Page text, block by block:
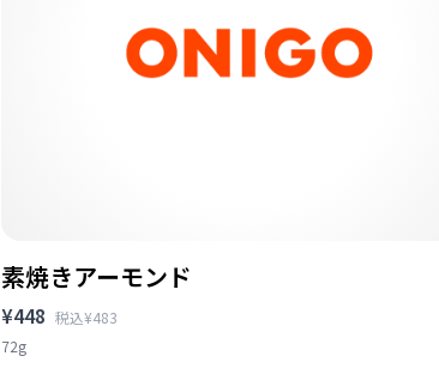
素焼きアーモンド
¥448 税込¥483
72g